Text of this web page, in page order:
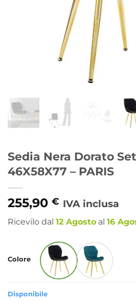
Sedia Nera Dorato
46X58X77 – PARIS
255,90 € IVA inclusa
Ricevilo dal 12 Agosto al 16
Colore
Disponibile
Alternative: